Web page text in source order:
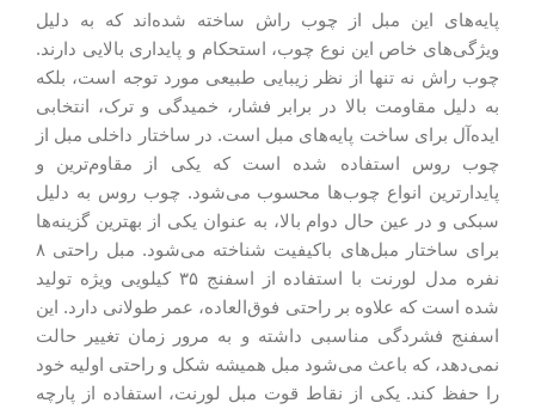
پایه‌های این مبل از چوب راش ساخته شده‌اند که به دلیل
ویژگی‌های خاص این نوع چوب، استحکام و پایداری بالایی دارند.
چوب راش نه تنها از نظر زیبایی طبیعی مورد توجه است، بلکه
به دلیل مقاومت بالا در برابر فشار، خمیدگی و ترک، انتخابی
ایده‌آل برای ساخت پایه‌های مبل است. در ساختار داخلی مبل از
چوب روس استفاده شده است که یکی از مقاوم‌ترین و
پایدارترین انواع چوب‌ها محسوب می‌شود. چوب روس به دلیل
سبکی و در عین حال دوام بالا، به عنوان یکی از بهترین گزینه‌ها
برای ساختار مبل‌های باکیفیت شناخته می‌شود. مبل راحتی ۸
نفره مدل لورنت با استفاده از اسفنج ۳۵ کیلویی ویژه تولید
شده است که علاوه بر راحتی فوق‌العاده، عمر طولانی دارد. این
اسفنج فشردگی مناسبی داشته و به مرور زمان تغییر حالت
نمی‌دهد، که باعث می‌شود مبل همیشه شکل و راحتی اولیه خود
را حفظ کند. یکی از نقاط قوت مبل لورنت، استفاده از پارچه